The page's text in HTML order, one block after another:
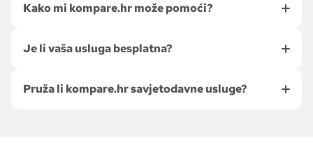
Kako mi kompare.hr može pomoći?
Je li vaša usluga besplatna?
Pruža li kompare.hr savjetodavne usluge?